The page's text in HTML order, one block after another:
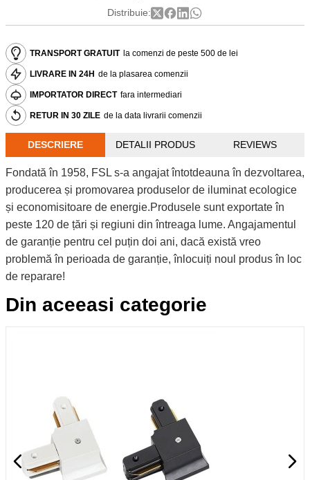
Distribuie:
TRANSPORT GRATUIT la comenzi de peste 500 de lei
LIVRARE IN 24H de la plasarea comenzii
IMPORTATOR DIRECT fara intermediari
RETUR IN 30 ZILE de la data livrarii comenzii
DESCRIERE DETALII PRODUS REVIEWS
Fondată în 1958, FSL s-a angajat întotdeauna în dezvoltarea,
producerea și promovarea produselor de iluminat ecologice
și economisitoare de energie.Produsele sunt exportate în
peste 120 de țări și regiuni din întreaga lume. Angajamentul
de garanție pentru cel puțin doi ani, dacă există vreo
problemă în perioada de garanție, înlocuiți noul produs în loc
de reparare!
Din aceeasi categorie